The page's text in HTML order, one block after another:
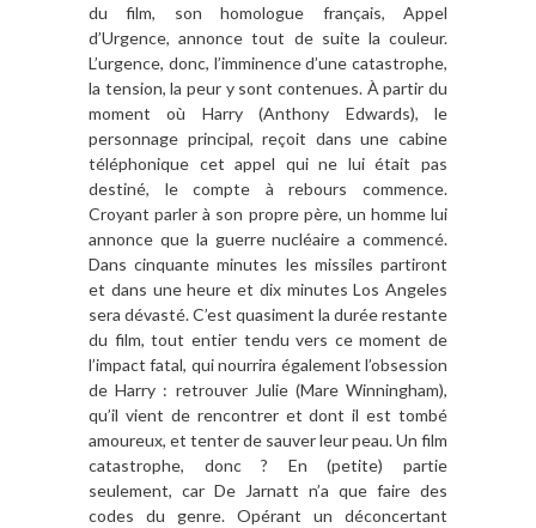
du film, son homologue français, Appel
d’Urgence, annonce tout de suite la couleur.
L’urgence, donc, l’imminence d’une catastrophe,
la tension, la peur y sont contenues. À partir du
moment où Harry (Anthony Edwards), le
personnage principal, reçoit dans une cabine
téléphonique cet appel qui ne lui était pas
destiné, le compte à rebours commence.
Croyant parler à son propre père, un homme lui
annonce que la guerre nucléaire a commencé.
Dans cinquante minutes les missiles partiront
et dans une heure et dix minutes Los Angeles
sera dévasté. C’est quasiment la durée restante
du film, tout entier tendu vers ce moment de
l’impact fatal, qui nourrira également l’obsession
de Harry : retrouver Julie (Mare Winningham),
qu’il vient de rencontrer et dont il est tombé
amoureux, et tenter de sauver leur peau. Un film
catastrophe, donc ? En (petite) partie
seulement, car De Jarnatt n’a que faire des
codes du genre. Opérant un déconcertant